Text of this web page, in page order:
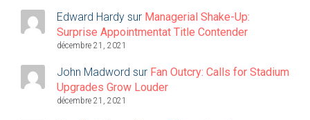
Edward Hardy sur Managerial Shake-Up:
Surprise Appointmentat Title Contender
décembre 21, 2021
John Madword sur Fan Outcry: Calls for Stadium
Upgrades Grow Louder
décembre 21, 2021